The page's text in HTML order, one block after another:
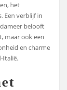
het
Een verblijf in
belooft
maar ook een
en charme
Italië.